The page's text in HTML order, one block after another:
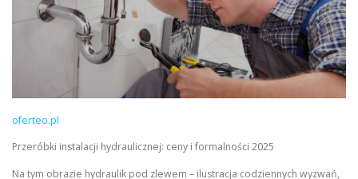
oferteo.pl
Przeróbki instalacji hydraulicznej: ceny i formalności 2025
Na tym obrazie hydraulik pod zlewem – ilustracja codziennych wyzwań,